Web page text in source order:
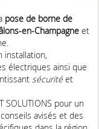
pose de borne de
en-Champagne et
installation,
électriques ainsi que
sécuritéet
SOLUTIONS pour un
avisés et des